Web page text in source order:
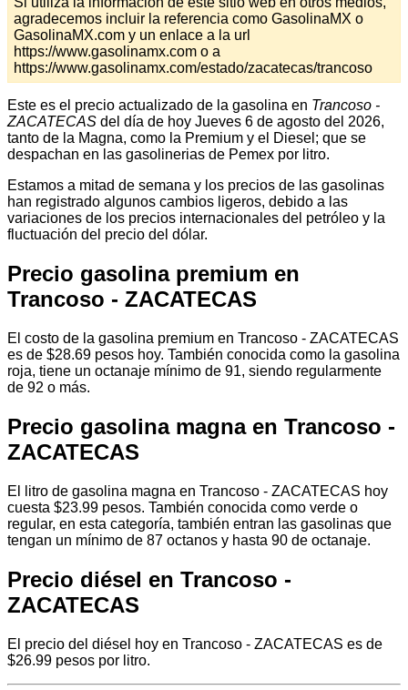
agradecemos incluir la referencia como GasolinaMX o
GasolinaMX.com y un enlace a la url
https://www.gasolinamx.com o a
https://www.gasolinamx.com/estado/zacatecas/trancoso
Este es el precio actualizado de la gasolina en Trancoso -
ZACATECAS del día de hoy Jueves 6 de agosto del 2026,
tanto de la Magna, como la Premium y el Diesel; que se
despachan en las gasolinerias de Pemex por litro.
Estamos a mitad de semana y los precios de las gasolinas
han registrado algunos cambios ligeros, debido a las
variaciones de los precios internacionales del petróleo y la
fluctuación del precio del dólar.
Precio gasolina premium en
Trancoso - ZACATECAS
El costo de la gasolina premium en Trancoso - ZACATECAS
es de $28.69 pesos hoy. También conocida como la gasolina
roja, tiene un octanaje mínimo de 91, siendo regularmente
de 92 o más.
Precio gasolina magna en Trancoso -
ZACATECAS
El litro de gasolina magna en Trancoso - ZACATECAS hoy
cuesta $23.99 pesos. También conocida como verde o
regular, en esta categoría, también entran las gasolinas que
tengan un mínimo de 87 octanos y hasta 90 de octanaje.
Precio diésel en Trancoso -
ZACATECAS
El precio del diésel hoy en Trancoso - ZACATECAS es de
$26.99 pesos por litro.